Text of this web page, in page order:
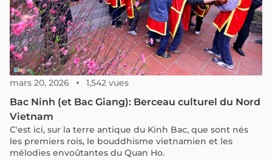
mars 20, 2026 1,542 vues
Bac Ninh (et Bac Giang): Berceau culturel du Nord
Vietnam
C'est ici, sur la terre antique du Kinh Bac, que sont nés
les premiers rois, le bouddhisme vietnamien et les
mélodies envoûtantes du Quan Ho.